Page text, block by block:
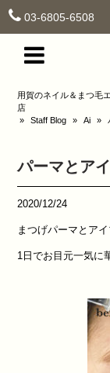
03-6805-6508
用賀のネイル＆まつ毛
店
»
Staff Blog » Ai »
パーマとア
2020/12/24
まつげパーマとア
1日でお目元一気に